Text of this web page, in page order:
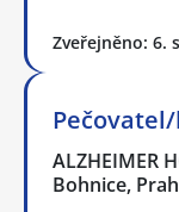
Zveřejněno: 6.
ALZHEIMER
Bohnice,